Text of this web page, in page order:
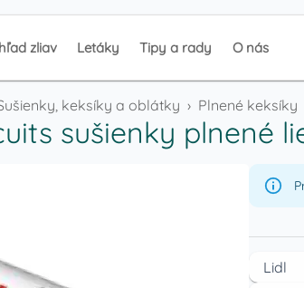
zliav Letáky Tipy a rady O nás
keksíky a oblátky › Plnené keksíky
sušienky plnené
Lidl